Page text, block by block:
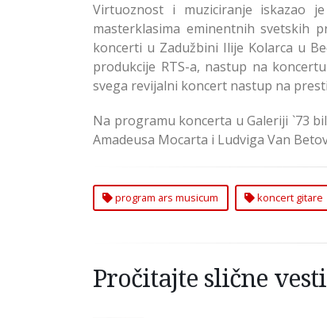
Virtuoznost i muziciranje iskazao
masterklasima eminentnih svetskih
koncerti u Zadužbini Ilije Kolarca u
produkcije RTS-a, nastup na
svega revijalni koncert nastup na
Na programu koncerta u Galeriji `73
Amadeusa Mocarta i Ludviga Van
program ars musicum koncert gitare
Pročitajte slične vesti